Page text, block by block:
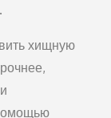
хищную